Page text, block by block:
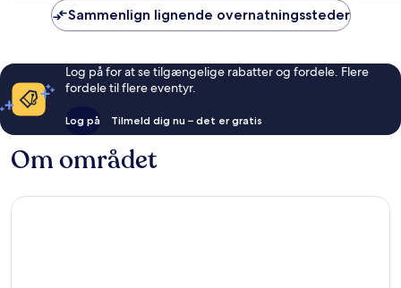
Sammenlign lignende overnatningssteder
Log på for at se tilgængelige rabatter og fordele. Flere
fordele til flere eventyr.
Log på Tilmeld dig nu – det er gratis
Om området